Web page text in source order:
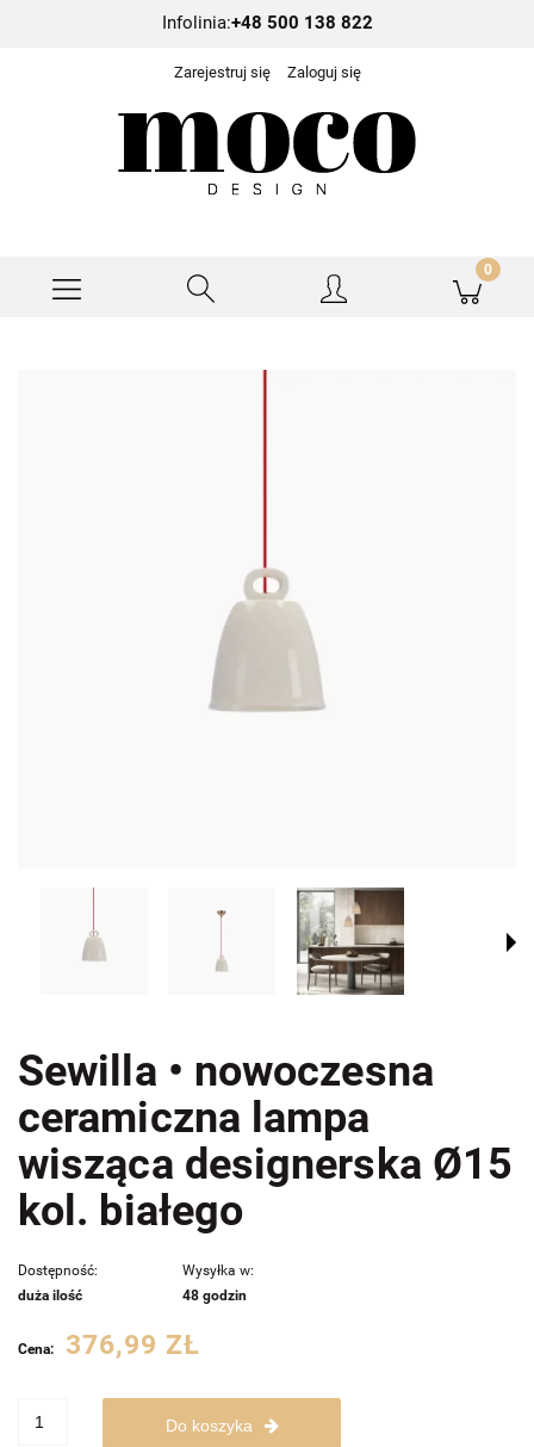
Infolinia:+48 500 138 822
Zarejestruj się Zaloguj się
Sewilla • nowoczesna
ceramiczna lampa
wisząca designerska Ø15
kol. białego
Dostępność:
duża ilość
Wysyłka w:
48 godzin
Cena: 376,99 ZŁ
Do koszyka